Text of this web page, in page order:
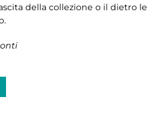
della collezione o il dietro le